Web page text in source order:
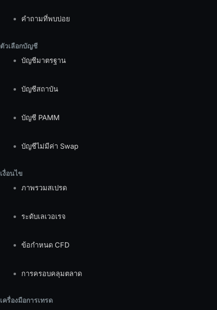
คำถามที่พบบ่อย
ตัวเลือกบัญชี
บัญชีมาตรฐาน
บัญชีสถาบัน
บัญชี PAMM
บัญชีไม่มีค่า Swap
เงื่อนไข
ภาพรวมสเปรด
ระดับเลเวอเรจ
ข้อกำหนด CFD
การครอบคลุมตลาด
เครื่องมือการเทรด